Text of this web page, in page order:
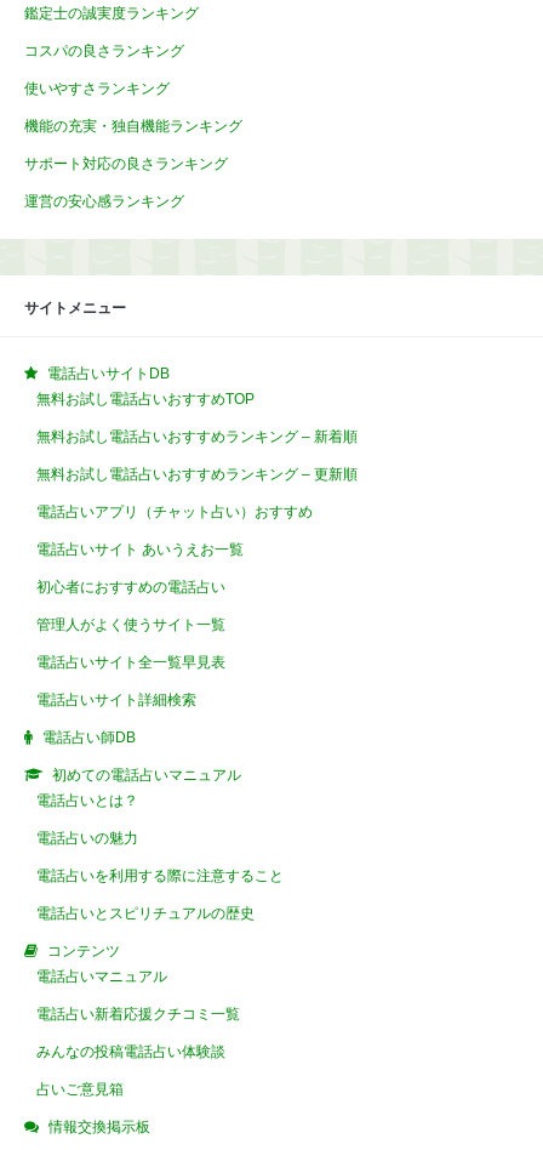
鑑定士の誠実度ランキング
コスパの良さランキング
使いやすさランキング
機能の充実・独自機能ランキング
サポート対応の良さランキング
運営の安心感ランキング
サイトメニュー
電話占いサイトDB
無料お試し電話占いおすすめTOP
無料お試し電話占いおすすめランキング – 新着順
無料お試し電話占いおすすめランキング – 更新順
電話占いアプリ（チャット占い）おすすめ
電話占いサイト あいうえお一覧
初心者におすすめの電話占い
管理人がよく使うサイト一覧
電話占いサイト全一覧早見表
電話占いサイト詳細検索
電話占い師DB
初めての電話占いマニュアル
電話占いとは？
電話占いの魅力
電話占いを利用する際に注意すること
電話占いとスピリチュアルの歴史
コンテンツ
電話占いマニュアル
電話占い新着応援クチコミ一覧
みんなの投稿電話占い体験談
占いご意見箱
情報交換掲示板